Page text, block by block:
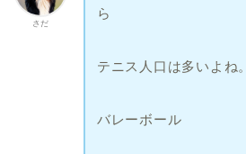
さだ
ら
テニス人口は多いよね。
バレーボール